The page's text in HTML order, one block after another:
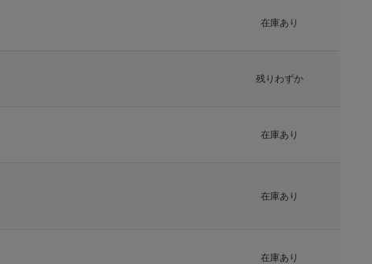
在庫あり
残りわずか
在庫あり
在庫あり
在庫あり